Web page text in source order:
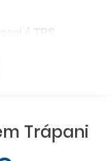
é TPS
Trápani